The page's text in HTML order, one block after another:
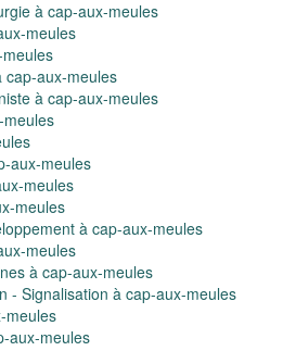
à cap-aux-meules
meules
cap-aux-meules
à cap-aux-meules
meules
aux-meules
meules
meules
à cap-aux-meules
meules
à cap-aux-meules
- Signalisation à cap-aux-meules
meules
aux-meules